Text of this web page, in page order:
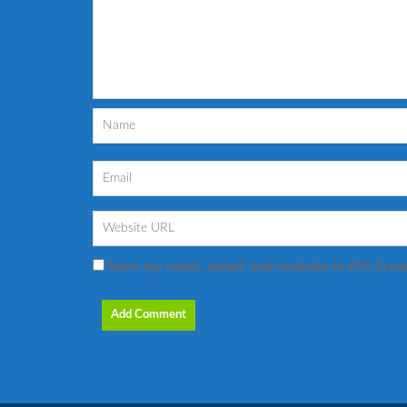
Save my name, email, and website in this